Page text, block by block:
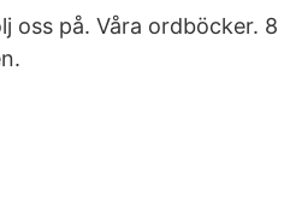
oss på. Våra ordböcker. 8